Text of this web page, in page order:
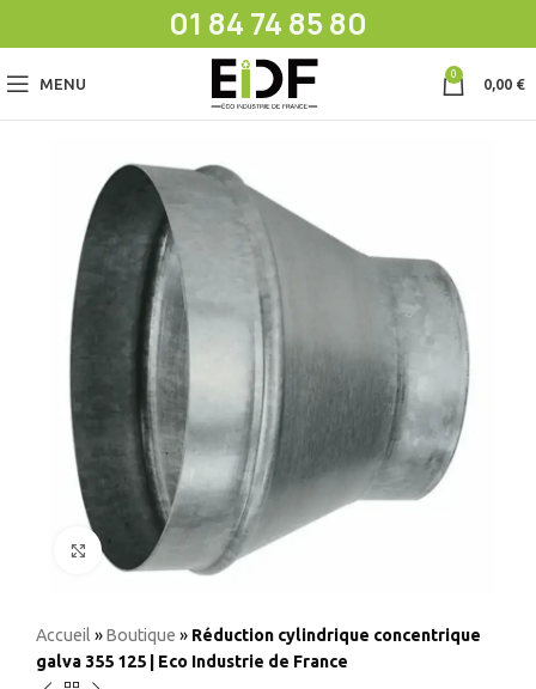
01 84 74 85 80
MENU
0
0,00 €
Elargir
Accueil »Boutique » Réduction cylindrique concentrique
galva 355 125 | Eco Industrie de France